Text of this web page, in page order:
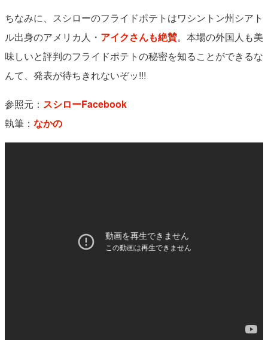
ちなみに、スシローのフライドポテトはワシントン州シアト
ル出身のアメリカ人・ アイクさんも絶賛。本場の外国人も美
味しいと評判のフライドポテトの秘密を知ることができるな
んて、発表が待ちきれないぞッ!!!
参照元： スシローFacebook
執筆： なかの